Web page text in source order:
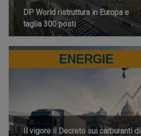
DP World ristruttura in Europa e
taglia 300 posti
ENERGIE
Il vigore il Decreto sui carburanti di